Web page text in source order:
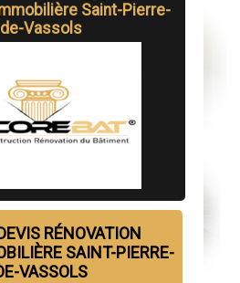
Saint-Pierre-
de-Vassols
DEVIS RÉNOVATION
SAINT-PIERRE-
VASSOLS